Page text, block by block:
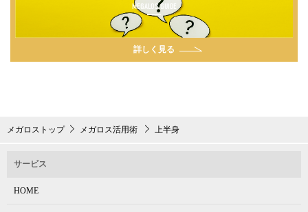
MEGALOS GUIDE
詳しく見る
メガロストップ メガロス活用術 上半身
サービス
HOME